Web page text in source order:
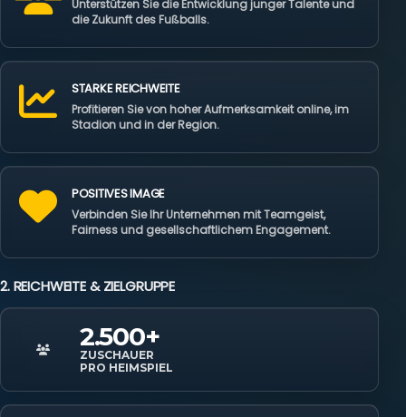
Unterstützen Sie die Entwicklung junger Talente und
die Zukunft des Fußballs.
STARKE REICHWEITE
Profitieren Sie von hoher Aufmerksamkeit online, im
Stadion und in der Region.
POSITIVES IMAGE
Verbinden Sie Ihr Unternehmen mit Teamgeist,
Fairness und gesellschaftlichem Engagement.
2. REICHWEITE & ZIELGRUPPE
2.500+
ZUSCHAUER
PRO HEIMSPIEL